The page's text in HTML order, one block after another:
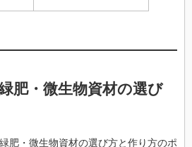
肥・微生物資材の選び
肥・微生物資材の選び方と作り方のポ